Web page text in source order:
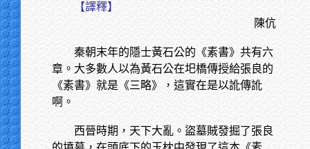
【譯釋】
陳伉
秦朝末年的隱士黃石公的《素書》共有六
章。大多數人以為黃石公在圯橋傳授給張良的
《素書》就是《三略》，這實在是以訛傳訛
啊。
西晉時期，天下大亂。盜墓賊發掘了張良